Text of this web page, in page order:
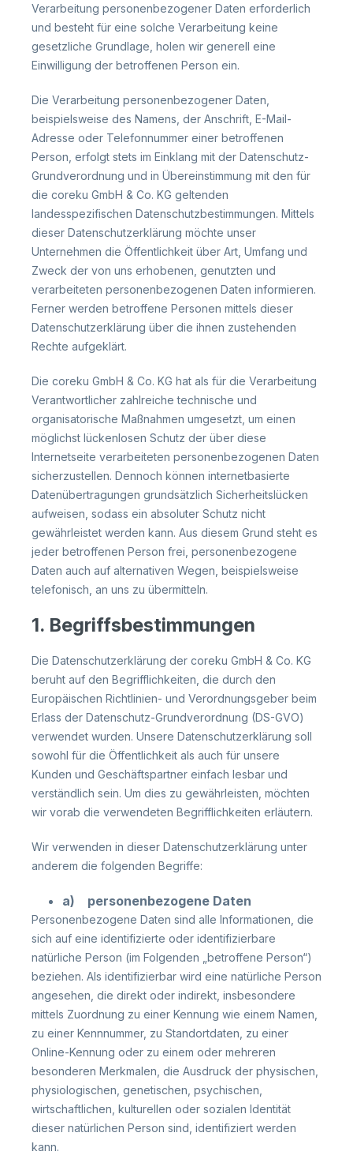
Verarbeitung personenbezogener Daten erforderlich
und besteht für eine solche Verarbeitung keine
gesetzliche Grundlage, holen wir generell eine
Einwilligung der betroffenen Person ein.
Die Verarbeitung personenbezogener Daten,
beispielsweise des Namens, der Anschrift, E-Mail-
Adresse oder Telefonnummer einer betroffenen
Person, erfolgt stets im Einklang mit der Datenschutz-
Grundverordnung und in Übereinstimmung mit den für
die coreku GmbH & Co. KG geltenden
landesspezifischen Datenschutzbestimmungen. Mittels
dieser Datenschutzerklärung möchte unser
Unternehmen die Öffentlichkeit über Art, Umfang und
Zweck der von uns erhobenen, genutzten und
verarbeiteten personenbezogenen Daten informieren.
Ferner werden betroffene Personen mittels dieser
Datenschutzerklärung über die ihnen zustehenden
Rechte aufgeklärt.
Die coreku GmbH & Co. KG hat als für die Verarbeitung
Verantwortlicher zahlreiche technische und
organisatorische Maßnahmen umgesetzt, um einen
möglichst lückenlosen Schutz der über diese
Internetseite verarbeiteten personenbezogenen Daten
sicherzustellen. Dennoch können internetbasierte
Datenübertragungen grundsätzlich Sicherheitslücken
aufweisen, sodass ein absoluter Schutz nicht
gewährleistet werden kann. Aus diesem Grund steht es
jeder betroffenen Person frei, personenbezogene
Daten auch auf alternativen Wegen, beispielsweise
telefonisch, an uns zu übermitteln.
1. Begriffsbestimmungen
Die Datenschutzerklärung der coreku GmbH & Co. KG
beruht auf den Begrifflichkeiten, die durch den
Europäischen Richtlinien- und Verordnungsgeber beim
Erlass der Datenschutz-Grundverordnung (DS-GVO)
verwendet wurden. Unsere Datenschutzerklärung soll
sowohl für die Öffentlichkeit als auch für unsere
Kunden und Geschäftspartner einfach lesbar und
verständlich sein. Um dies zu gewährleisten, möchten
wir vorab die verwendeten Begrifflichkeiten erläutern.
Wir verwenden in dieser Datenschutzerklärung unter
anderem die folgenden Begriffe:
a) personenbezogene Daten
Personenbezogene Daten sind alle Informationen, die
sich auf eine identifizierte oder identifizierbare
natürliche Person (im Folgenden „betroffene Person“)
beziehen. Als identifizierbar wird eine natürliche Person
angesehen, die direkt oder indirekt, insbesondere
mittels Zuordnung zu einer Kennung wie einem Namen,
zu einer Kennnummer, zu Standortdaten, zu einer
Online-Kennung oder zu einem oder mehreren
besonderen Merkmalen, die Ausdruck der physischen,
physiologischen, genetischen, psychischen,
wirtschaftlichen, kulturellen oder sozialen Identität
dieser natürlichen Person sind, identifiziert werden
kann.